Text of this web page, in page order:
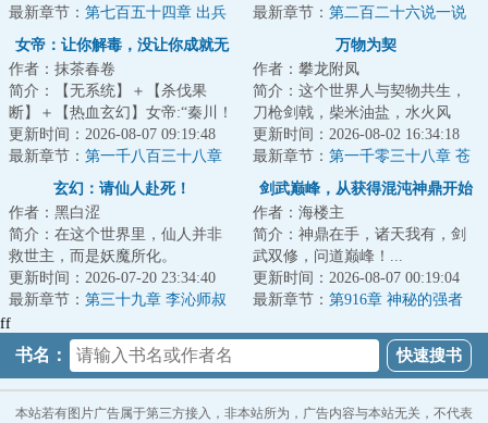
一，隐世仙人悲众...
最新章节： 第七百五十四章 出兵
联北
是浮云吧！仇恨...
最新章节： 第二百二十六说一说
女帝：让你解毒，没让你成就无
上仙帝
作者：抹茶春卷
简介：【无系统】＋【杀伐果
断】＋【热血玄幻】女帝:“秦川！
你是我的！”秦川:“……”少年秦川
惨遭暗算...
更新时间：2026-08-07 09:19:48
最新章节： 第一千八百三十八章
万物为契
作者：攀龙附凤
简介：这个世界人与契物共生，
刀枪剑戟，柴米油盐，水火风
雷，猪狗牛羊皆可为契。...
更新时间：2026-08-02 16:34:18
最新章节： 第一千零三十八章 苍
古星罗
玄幻：请仙人赴死！
作者：黑白涩
简介：在这个世界里，仙人并非
救世主，而是妖魔所化。
&lt;br/&gt;底层修士没有长生路，
只有作为物品，被...
更新时间：2026-07-20 23:34:40
最新章节： 第三十九章 李沁师叔
剑武巅峰，从获得混沌神鼎开始
作者：海楼主
简介：神鼎在手，诸天我有，剑
武双修，问道巅峰！...
更新时间：2026-08-07 00:19:04
最新章节： 第916章 神秘的强者
ff
书名：
本站若有图片广告属于第三方接入，非本站所为，广告内容与本站无关，不代表